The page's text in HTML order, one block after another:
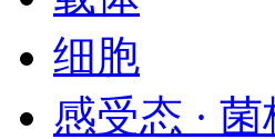
细胞
感受态 · 菌